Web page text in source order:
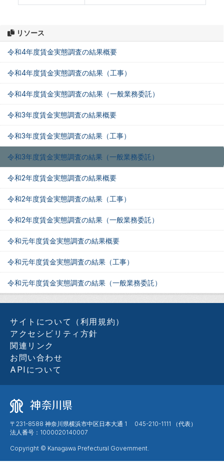
リソース
令和4年度賃金実態調査の結果概要
令和4年度賃金実態調査の結果（工事）
令和4年度賃金実態調査の結果（一般業務委託）
令和3年度賃金実態調査の結果概要
令和3年度賃金実態調査の結果（工事）
令和3年度賃金実態調査の結果（一般業務委託）
令和2年度賃金実態調査の結果概要
令和2年度賃金実態調査の結果（工事）
令和2年度賃金実態調査の結果（一般業務委託）
令和元年度賃金実態調査の結果概要
令和元年度賃金実態調査の結果（工事）
令和元年度賃金実態調査の結果（一般業務委託）
サイトについて（利用規約）
アクセシビリティ方針
関連リンク
お問い合わせ
APIについて
〒231-8588 神奈川県横浜市中区日本大通 1 045-210-1111 （代表）
法人番号：1000020140007
Copyright © Kanagawa Prefectural Government.